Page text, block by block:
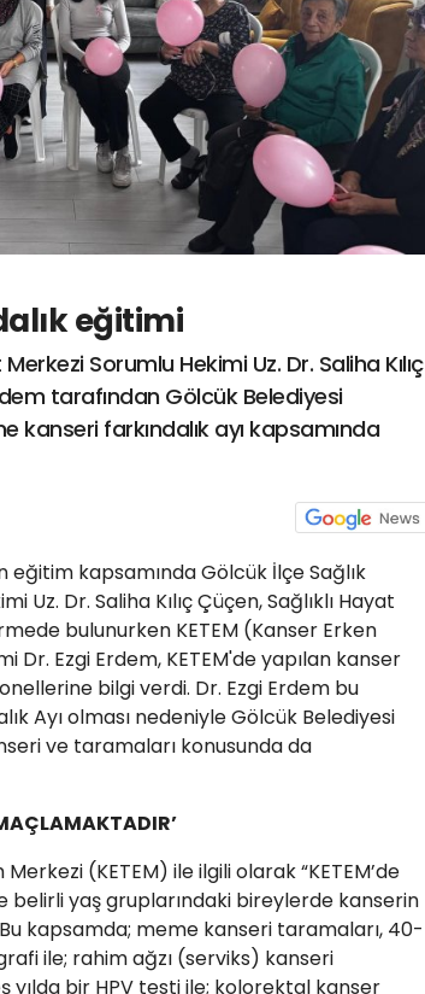
eğitimi
Sorumlu Hekimi Uz. Dr. Saliha Kılıç
tarafından Gölcük Belediyesi
kanseri farkındalık ayı kapsamında
kapsamında Gölcük İlçe Sağlık
Uz. Dr. Saliha Kılıç Çüçen, Sağlıklı Hayat
bulunurken KETEM (Kanser Erken
Dr. Ezgi Erdem, KETEM'de yapılan kanser
bilgi verdi. Dr. Ezgi Erdem bu
Ayı olması nedeniyle Gölcük Belediyesi
ve taramaları konusunda da
(KETEM) ile ilgili olarak “KETEM’de
yaş gruplarındaki bireylerde kanserin
kapsamda; meme kanseri taramaları, 40-
ile; rahim ağzı (serviks) kanseri
yılda bir HPV testi ile; kolorektal kanser